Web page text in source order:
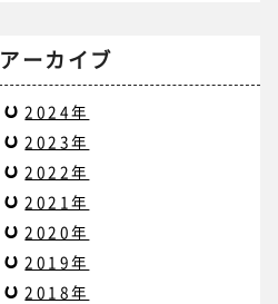
アーカイブ
2024年
2023年
2022年
2021年
2020年
2019年
2018年